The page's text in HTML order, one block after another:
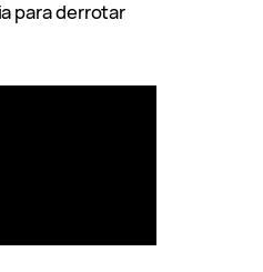
para derrotar